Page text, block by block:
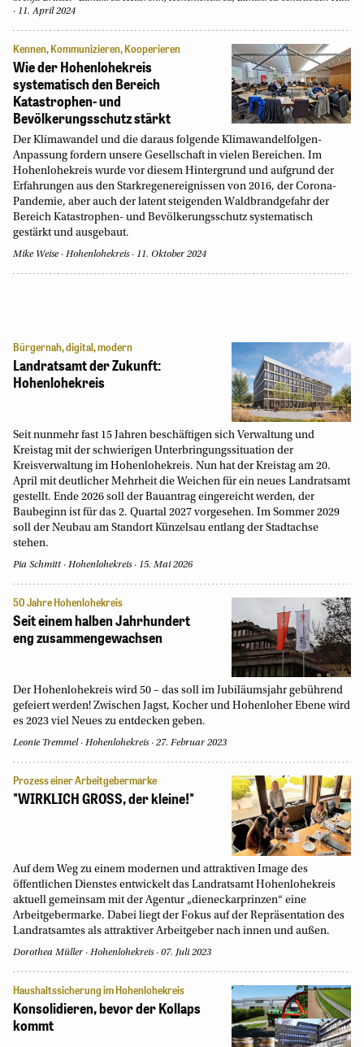
11. April 2024
Kennen, Kommunizieren, Kooperieren
Wie der Hohenlohekreis
systematisch den Bereich
Katastrophen- und
Bevölkerungsschutz stärkt
Der Klimawandel und die daraus folgende Klimawandelfolgen-
Anpassung fordern unsere Gesellschaft in vielen Bereichen. Im
Hohenlohekreis wurde vor diesem Hintergrund und aufgrund der
Erfahrungen aus den Starkregenereignissen von 2016, der Corona-
Pandemie, aber auch der latent steigenden Waldbrandgefahr der
Bereich Katastrophen- und Bevölkerungsschutz systematisch
gestärkt und ausgebaut.
Mike Weise Hohenlohekreis 11. Oktober 2024
Bürgernah, digital, modern
Landratsamt der Zukunft:
Hohenlohekreis
Seit nunmehr fast 15 Jahren beschäftigen sich Verwaltung und
Kreistag mit der schwierigen Unterbringungssituation der
Kreisverwaltung im Hohenlohekreis. Nun hat der Kreistag am 20.
April mit deutlicher Mehrheit die Weichen für ein neues Landratsamt
gestellt. Ende 2026 soll der Bauantrag eingereicht werden, der
Baubeginn ist für das 2. Quartal 2027 vorgesehen. Im Sommer 2029
soll der Neubau am Standort Künzelsau entlang der Stadtachse
stehen.
Pia Schmitt Hohenlohekreis 15. Mai 2026
50 Jahre Hohenlohekreis
Seit einem halben Jahrhundert
eng zusammengewachsen
Der Hohenlohekreis wird 50 – das soll im Jubiläumsjahr gebührend
gefeiert werden! Zwischen Jagst, Kocher und Hohenloher Ebene wird
es 2023 viel Neues zu entdecken geben.
Leonie Tremmel Hohenlohekreis 27. Februar 2023
Prozess einer Arbeitgebermarke
"WIRKLICH GROSS, der kleine!"
Auf dem Weg zu einem modernen und attraktiven Image des
öffentlichen Dienstes entwickelt das Landratsamt Hohenlohekreis
aktuell gemeinsam mit der Agentur „dieneckarprinzen“ eine
Arbeitgebermarke. Dabei liegt der Fokus auf der Repräsentation des
Landratsamtes als attraktiver Arbeitgeber nach innen und außen.
Dorothea Müller Hohenlohekreis 07. Juli 2023
Haushaltssicherung im Hohenlohekreis
Konsolidieren, bevor der Kollaps
kommt